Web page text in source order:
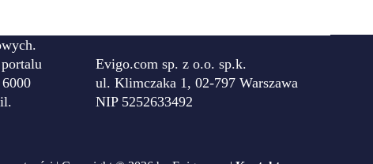
Evigo.com sp. z o.o. sp.k.
ul. Klimczaka 1, 02-797 Warszawa
NIP 5252633492